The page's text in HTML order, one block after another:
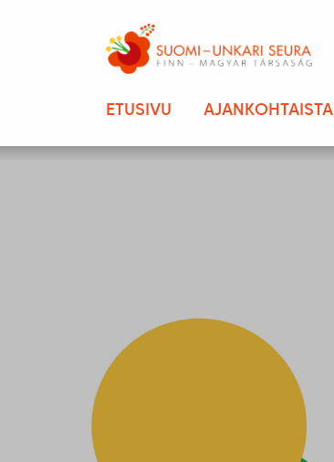
ETUSIVU AJANKOHTAISTA